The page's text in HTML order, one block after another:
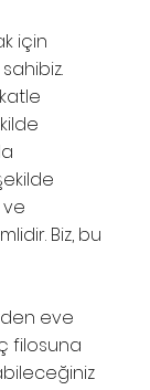
için
ve
Biz, bu
eve
filosuna